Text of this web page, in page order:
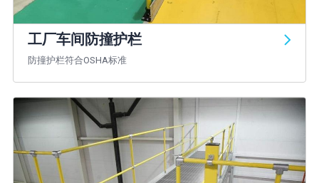
工厂车间防撞护栏
防撞护栏符合OSHA标准